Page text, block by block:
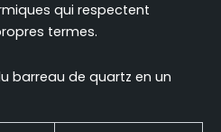
qui respectent
termes.
barreau de quartz en un